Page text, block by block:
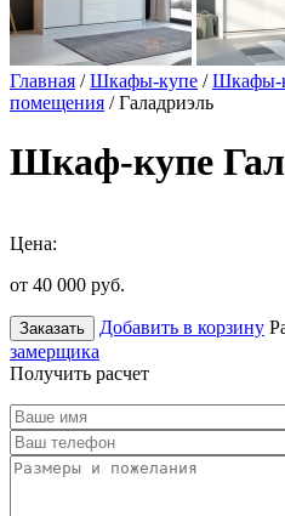
Главная /Шкафы-купе /Шкафы-
помещения / Галадриэль
Шкаф-купе
Цена:
от 40 000 руб.
Заказать Добавить в корзину
замерщика
Получить расчет